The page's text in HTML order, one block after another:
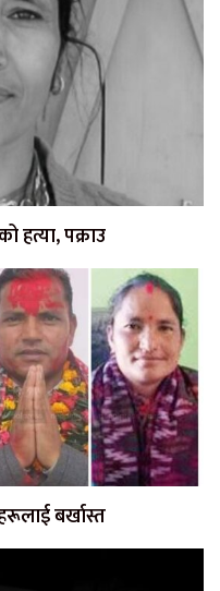
हत्या, पक्राउ
बर्खास्त